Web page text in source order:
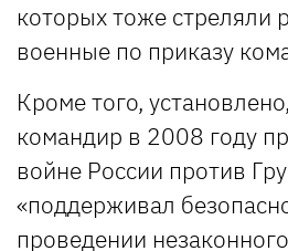
которых тоже стреляли
военные по приказу
Кроме того,
командир в 2008 году
войне России против
«поддерживал
проведении